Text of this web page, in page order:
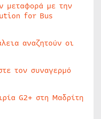
μεταφορά με την
for Bus
αναζητούν οι
τον συναγερμό
G2+ στη Μαδρίτη